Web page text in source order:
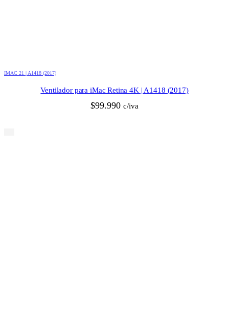
IMAC 21 | A1418 (2017)
Ventilador para iMac Retina 4K | A1418 (2017)
$99.990 c/iva